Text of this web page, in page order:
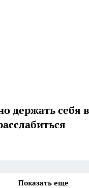
держать себя
Показать еще